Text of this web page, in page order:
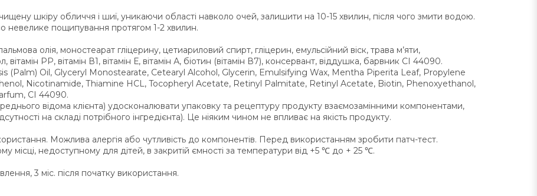
шкіру обличчя і шиї, уникаючи області навколо очей, залишити на 10-15 хвилин, після чого змити водою.
невелике пощипування протягом 1-2 хвилин.
олія, моностеарат гліцерину, цетиариловий спирт, гліцерин, емульсійний віск, трава м’яти,
вітамін РР, вітамін В1, вітамін Е, вітамін А, біотин (вітамін В7), консервант, віддушка, барвник CI 44090.
(Palm) Оil, Glyceryl Monostearate, Cetearyl Alcohol, Glycerin, Emulsifying Wax, Mentha Piperita Leaf, Propylene
Nicotinamide, Тhiamine HCL, Tocopheryl Acetate, Retinyl Palmitate, Retinyl Acetate, Biotin, Phenoxyethanol,
CI 44090.
відома клієнта) удосконалювати упаковку та рецептуру продукту взаємозамінними компонентами,
на складі потрібного інгредієнта). Це ніяким чином не впливає на якість продукту.
Можлива алергія або чутливість до компонентів. Перед використанням зробити патч-тест.
місці, недоступному для дітей, в закритій ємності за температури від +5 ℃ до + 25 ℃.
3 міс. після початку використання.